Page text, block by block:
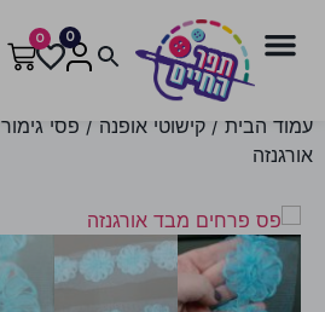
0
0
עמוד הבית / קישוטי אופנה / פסי גימור
אורגנזה